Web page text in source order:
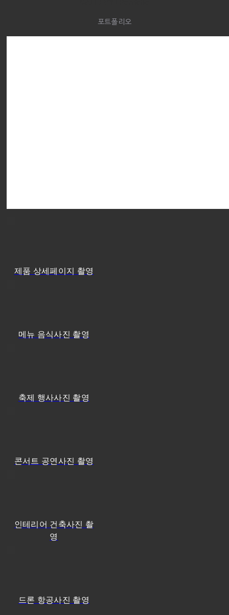
포트폴리오
제품 상세페이지 촬영
메뉴 음식사진 촬영
축제 행사사진 촬영
콘서트 공연사진 촬영
인테리어 건축사진 촬
영
드론 항공사진 촬영